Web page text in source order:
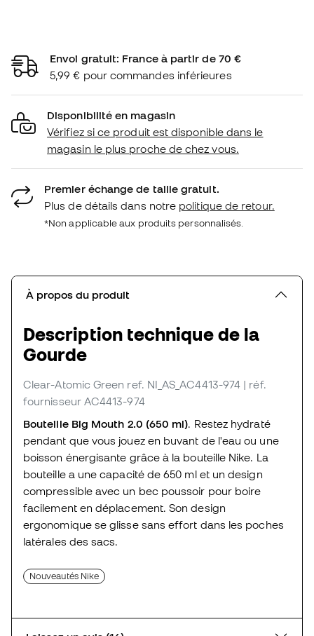
Envoi gratuit: France à partir de 70 €
5,99 € pour commandes inférieures
Disponibilité en magasin
Vérifiez si ce produit est disponible dans le
magasin le plus proche de chez vous.
Premier échange de taille gratuit.
Plus de détails dans notre politique de retour.
*Non applicable aux produits personnalisés.
À propos du produit
Description technique de la
Gourde
Clear-Atomic Green ref. NI_AS_AC4413-974 | réf.
fournisseur AC4413-974
Bouteille Big Mouth 2.0 (650 ml) . Restez hydraté
pendant que vous jouez en buvant de l'eau ou une
boisson énergisante grâce à la bouteille Nike. La
bouteille a une capacité de 650 ml et un design
compressible avec un bec poussoir pour boire
facilement en déplacement. Son design
ergonomique se glisse sans effort dans les poches
latérales des sacs.
Nouveautés Nike